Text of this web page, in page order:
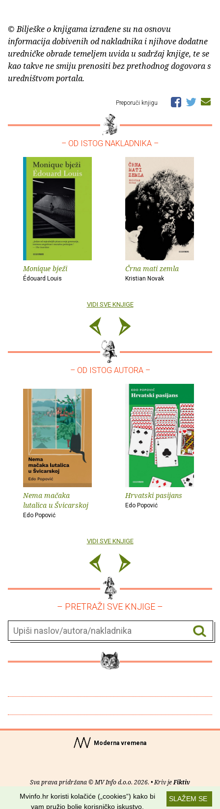
© Bilješke o knjigama izrađene su na osnovu
informacija dobivenih od nakladnika i njihove dodatne
uredničke obrade temeljem uvida u sadržaj knjige, te se
kao takve ne smiju prenositi bez prethodnog dogovora s
uredništvom portala.
Preporuči knjigu
– OD ISTOG NAKLADNIKA –
Monique bježi
Édouard Louis
Črna mati zemla
Kristian Novak
VIDI SVE KNJIGE
– OD ISTOG AUTORA –
Nema mačaka
lutalica u Švicarskoj
Edo Popović
Hrvatski pasijans
Edo Popović
VIDI SVE KNJIGE
– PRETRAŽI SVE KNJIGE –
Moderna vremena
Sva prava pridržana © MV Info d.o.o. 2026. • Kriv jeFiktiv
O nama• Pomoć• Uvjeti korištenja•RSS kanaliSLAŽEM SE
Mvinfo.hr koristi kolačiće („cookies“) kako bi
vam pružio bolje korisničko iskustvo.